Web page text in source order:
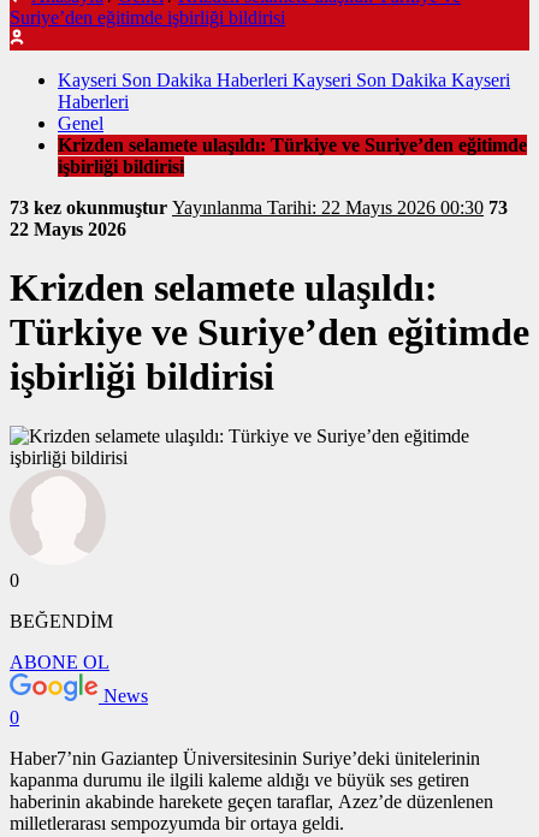
Suriye’den eğitimde işbirliği bildirisi
Kayseri Son Dakika Haberleri Kayseri Son Dakika Kayseri
Haberleri
Genel
Krizden selamete ulaşıldı: Türkiye ve Suriye’den eğitimde
işbirliği bildirisi
73 kez okunmuştur
Yayınlanma Tarihi: 22 Mayıs 2026 00:30 73
22 Mayıs 2026
Krizden selamete ulaşıldı:
Türkiye ve Suriye’den eğitimde
işbirliği bildirisi
0
BEĞENDİM
ABONE OL
News
0
Haber7’nin Gaziantep Üniversitesinin Suriye’deki ünitelerinin
kapanma durumu ile ilgili kaleme aldığı ve büyük ses getiren
haberinin akabinde harekete geçen taraflar, Azez’de düzenlenen
milletlerarası sempozyumda bir ortaya geldi.